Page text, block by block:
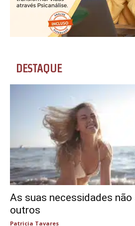
DESTAQUE
As suas necessidades
outros
Patricia Tavares